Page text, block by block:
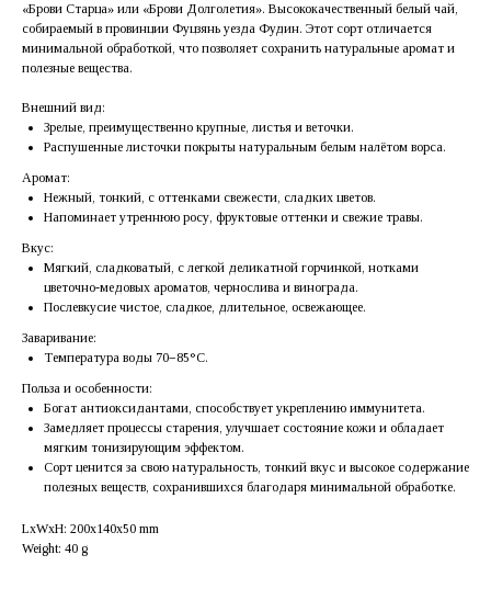
«Брови Старца» или «Брови Долголетия». Высококачественный белый чай,
собираемый в провинции Фуцзянь уезда Фудин. Этот сорт отличается
минимальной обработкой, что позволяет сохранить натуральные аромат и
полезные вещества.
Внешний вид:
Зрелые, преимущественно крупные, листья и веточки.
Распушенные листочки покрыты натуральным белым налётом ворса.
Аромат:
Нежный, тонкий, с оттенками свежести, сладких цветов.
Напоминает утреннюю росу, фруктовые оттенки и свежие травы.
Вкус:
Мягкий, сладковатый, с легкой деликатной горчинкой, нотками
цветочно-медовых ароматов, чернослива и винограда.
Послевкусие чистое, сладкое, длительное, освежающее.
Заваривание:
Температура воды 70−85°C.
Польза и особенности:
Богат антиоксидантами, способствует укреплению иммунитета.
Замедляет процессы старения, улучшает состояние кожи и обладает
мягким тонизирующим эффектом.
Сорт ценится за свою натуральность, тонкий вкус и высокое содержание
полезных веществ, сохранившихся благодаря минимальной обработке.
LxWxH: 200x140x50 mm
Weight: 40 g